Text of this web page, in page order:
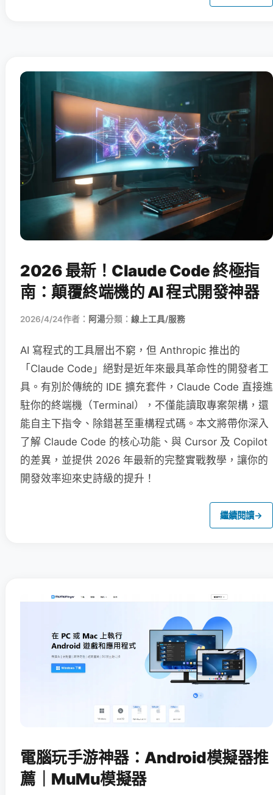
2026 最新！Claude Code 終極指
南：顛覆終端機的 AI 程式開發神器
2026/4/24作者： 阿湯分類： 線上工具/服務
AI 寫程式的工具層出不窮，但 Anthropic 推出的
「Claude Code」絕對是近年來最具革命性的開發者工
具。有別於傳統的 IDE 擴充套件，Claude Code 直接進
駐你的終端機（Terminal），不僅能讀取專案架構，還
能自主下指令、除錯甚至重構程式碼。本文將帶你深入
了解 Claude Code 的核心功能、與 Cursor 及 Copilot
的差異，並提供 2026 年最新的完整實戰教學，讓你的
開發效率迎來史詩級的提升！
繼續閱讀→
電腦玩手游神器：Android模擬器推
薦｜MuMu模擬器